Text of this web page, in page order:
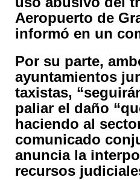
Aeropuerto de
informó en un
Por su parte,
ayuntamientos
taxistas,
paliar el daño
haciendo al
comunicado
anuncia la
recursos